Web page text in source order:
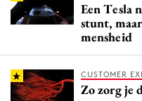
Een Tesla
stunt,
mensheid
CUSTOMER
Zo zorg je